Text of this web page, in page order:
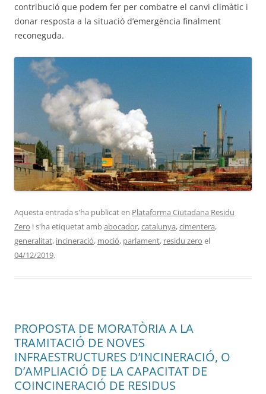
contribució que podem fer per combatre el canvi climàtic i
donar resposta a la situació d’emergència finalment
reconeguda.
Aquesta entrada s'ha publicat en Plataforma Ciutadana Residu
Zero i s'ha etiquetat ambabocador,catalunya,cimentera,
generalitat, incineració, moció, parlament, residu zero el
04/12/2019.
PROPOSTA DE MORATÒRIA A LA
TRAMITACIÓ DE NOVES
INFRAESTRUCTURES D’INCINERACIÓ, O
D’AMPLIACIÓ DE LA CAPACITAT DE
COINCINERACIÓ DE RESIDUS